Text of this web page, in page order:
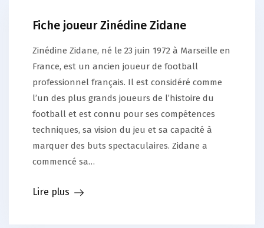
Fiche joueur Zinédine Zidane
Zinédine Zidane, né le 23 juin 1972 à Marseille en
France, est un ancien joueur de football
professionnel français. Il est considéré comme
l’un des plus grands joueurs de l’histoire du
football et est connu pour ses compétences
techniques, sa vision du jeu et sa capacité à
marquer des buts spectaculaires. Zidane a
commencé sa…
Lire plus